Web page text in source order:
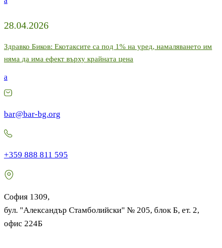
28.04.2026
Здравко Биков: Екотаксите са под 1% на уред, намаляването им
няма да има ефект върху крайната цена
a
bar@bar-bg.org
+359 888 811 595
София 1309,
бул. "Александър Стамболийски" № 205, блок Б, ет. 2,
офис 224Б